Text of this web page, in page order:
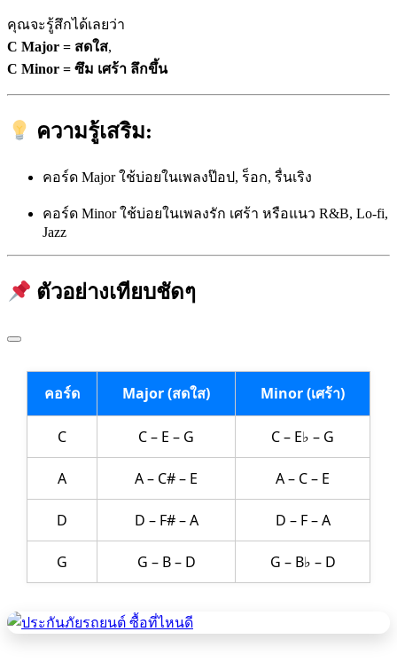
คุณจะรู้สึกได้เลยว่า
C Major = สดใส,
C Minor = ซึม เศร้า ลึกขึ้น
ความรู้เสริม:
คอร์ด Major ใช้บ่อยในเพลงป๊อป, ร็อก, รื่นเริง
คอร์ด Minor ใช้บ่อยในเพลงรัก เศร้า หรือแนว R&B, Lo-fi,
Jazz
ตัวอย่างเทียบชัดๆ
คอร์ด Major (สดใส) Minor (เศร้า)
C C – E – G C – E♭ – G
A A – C# – E A – C – E
D D – F# – A D – F – A
G G – B – D G – B♭ – D